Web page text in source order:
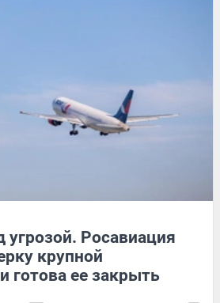
угрозой. Росавиация
крупной
готова ее закрыть